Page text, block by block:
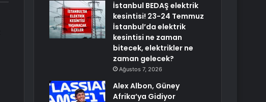
İstanbul BEDAŞ elektrik
kesintisi! 23-24 Temmuz
İstanbul’da elektrik
kesintisi ne zaman
bitecek, elektrikler ne
zaman gelecek?
Ağustos 7, 2026
Alex Albon, Güney
Afrika’ya Gidiyor